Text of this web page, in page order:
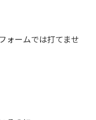
ォームでは打てませ